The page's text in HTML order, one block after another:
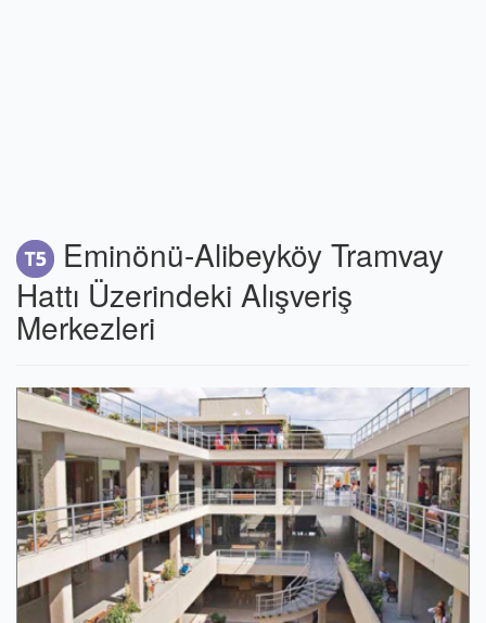
Eminönü-Alibeyköy Tramvay
Hattı Üzerindeki Alışveriş
Merkezleri